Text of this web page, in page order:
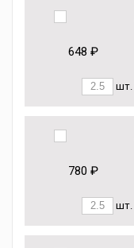
648 ₽
шт.
780 ₽
шт.